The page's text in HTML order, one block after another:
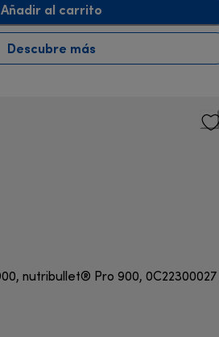
Añadir al carrito
Descubre más